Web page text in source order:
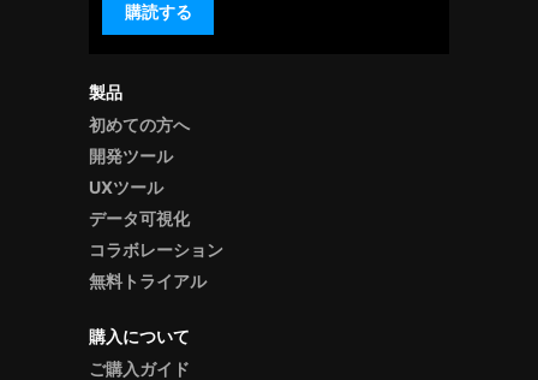
製品
初めての方へ
開発ツール
UXツール
データ可視化
コラボレーション
無料トライアル
購入について
ご購入ガイド
購読する